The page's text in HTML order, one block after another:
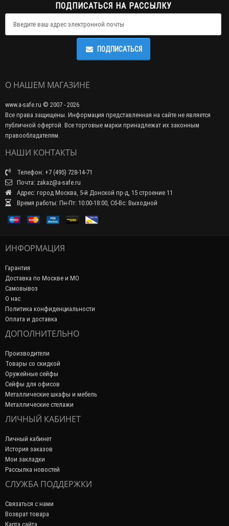
ПОДПИСАТЬСЯ НА РАССЫЛКУ
ПОДПИСАТЬСЯ
О НАШЕМ МАГАЗИНЕ
www.a-safe.ru © 2007 - 2026
Все права защищены. Информация представленная на сайте не является
публичной офертой. Все торговые марки принадлежат их законным
правообладателям.
НАШИ КОНТАКТЫ
Телефон: +7 (495) 728-14-71
Почта: zakaz@a-safe.ru
Адрес: город Москва, 5-й Донской пр-д, 15 строение 11
Время работы: Пн-Пт: 10:00-18:00, Сб-Вс: Выходной
ИНФОРМАЦИЯ
Гарантия
Доставка по Москве и МО
Самовывоз
О нас
Политика конфиденциальности
Оплата и доставка
ДОПОЛНИТЕЛЬНО
Производители
Товары со скидкой
Оружейные сейфы
Сейфы для офисов
Металлические шкафы и мебель
Металлические стелажи
ЛИЧНЫЙ КАБИНЕТ
Личный кабинет
История заказов
Мои закладки
Рассылка новостей
СЛУЖБА ПОДДЕРЖКИ
Связаться с нами
Возврат товара
Карта сайта